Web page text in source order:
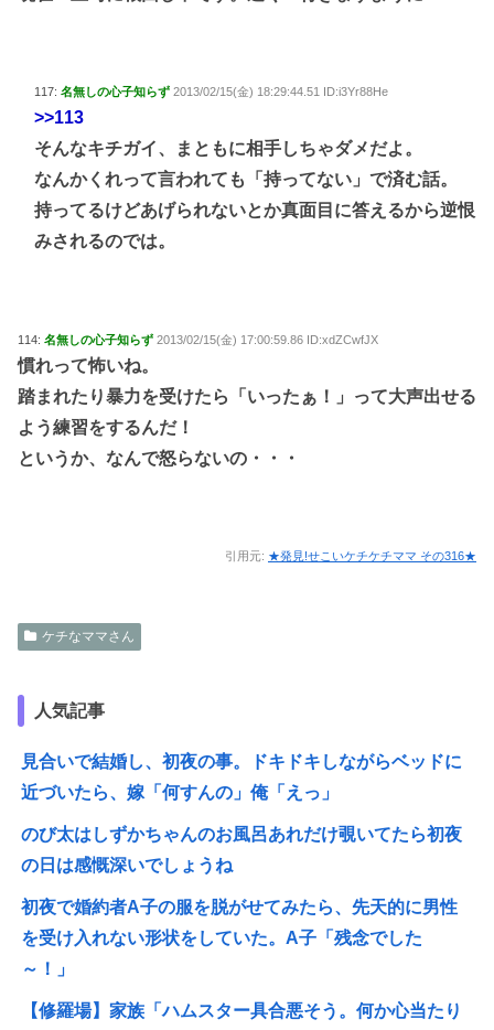
117: 名無しの心子知らず 2013/02/15(金) 18:29:44.51 ID:i3Yr88He
>>113
そんなキチガイ、まともに相手しちゃダメだよ。
なんかくれって言われても「持ってない」で済む話。
持ってるけどあげられないとか真面目に答えるから逆恨
みされるのでは。
114: 名無しの心子知らず 2013/02/15(金) 17:00:59.86 ID:xdZCwfJX
慣れって怖いね。
踏まれたり暴力を受けたら「いったぁ！」って大声出せる
よう練習をするんだ！
というか、なんで怒らないの・・・
引用元: ★発見!せこいケチケチママ その316★
ケチなママさん
人気記事
見合いで結婚し、初夜の事。ドキドキしながらベッドに
近づいたら、嫁「何すんの」俺「えっ」
のび太はしずかちゃんのお風呂あれだけ覗いてたら初夜
の日は感慨深いでしょうね
初夜で婚約者A子の服を脱がせてみたら、先天的に男性
を受け入れない形状をしていた。A子「残念でした
～！」
【修羅場】家族「ハムスター具合悪そう。何か心当たり